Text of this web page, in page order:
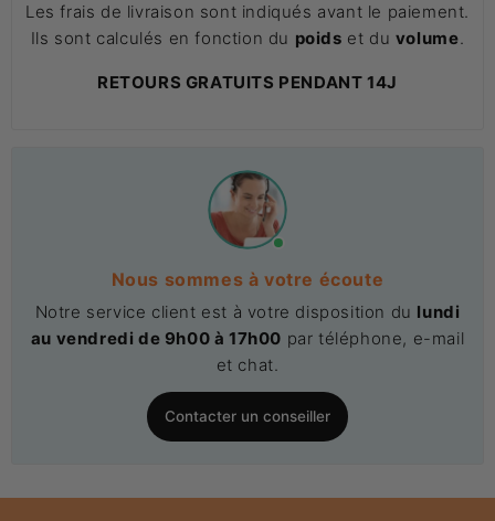
Les frais de livraison sont indiqués avant le paiement.
Ils sont calculés en fonction du poids et du volume.
RETOURS GRATUITS PENDANT 14J
Nous sommes à votre écoute
Notre service client est à votre disposition du lundi
au vendredi de 9h00 à 17h00 par téléphone, e-mail
et chat.
Contacter un conseiller